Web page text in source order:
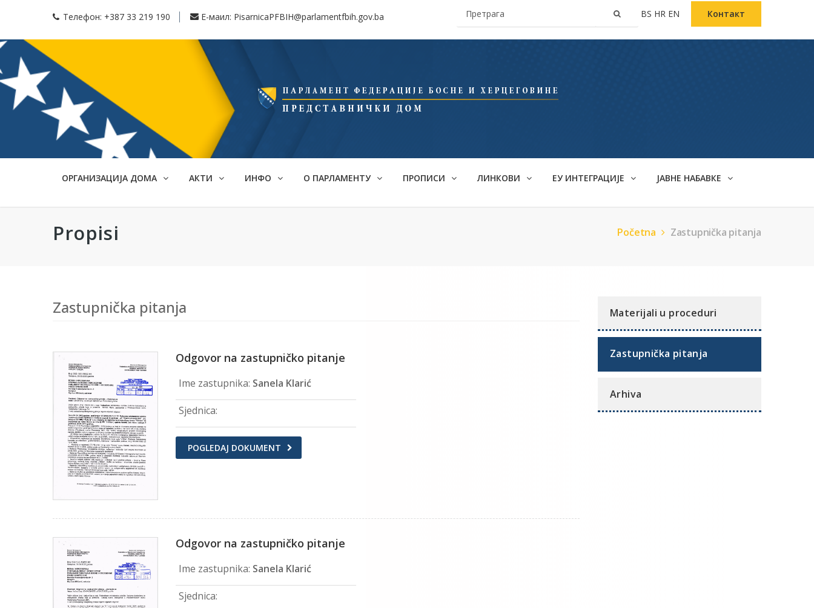
Телефон: +387 33 219 190 Е-маил: PisarnicaPFBIH@parlamentfbih.gov.ba BS HR EN Контакт
ОРГАНИЗАЦИЈА ДОМА АКТИ ИНФО О ПАРЛАМЕНТУ ПРОПИСИ ЛИНКОВИ ЕУ ИНТЕГРАЦИЈЕ ЈАВНЕ НАБАВКЕ
Propisi Početna Zastupnička pitanja
Zastupnička pitanja
Odgovor na zastupničko pitanje
Ime zastupnika: Sanela Klarić
Sjednica:
POGLEDAJ DOKUMENT
Odgovor na zastupničko pitanje
Ime zastupnika: Sanela Klarić
Sjednica:
Materijali u proceduri
Zastupnička pitanja
Arhiva